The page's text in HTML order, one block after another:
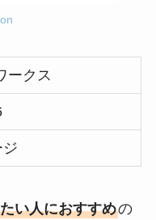
ークス
い人におすすめの